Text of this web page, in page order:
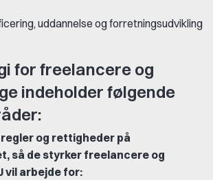
uddannelse og forretningsudvikling
for freelancere og
indeholder følgende
og rettigheder på
så de styrker freelancere og
vil arbejde for: